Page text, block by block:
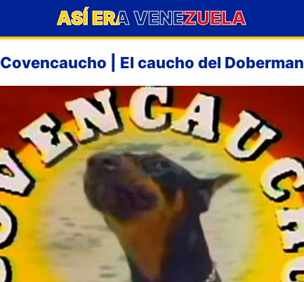
ASÍ ERA VENEZUELA
Covencaucho | El caucho del Doberman